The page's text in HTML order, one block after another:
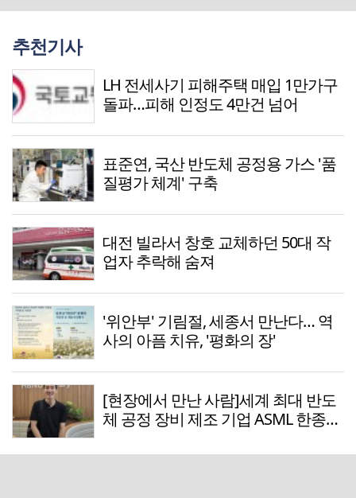
추천기사
LH 전세사기 피해주택 매입 1만가구
돌파…피해 인정도 4만건 넘어
표준연, 국산 반도체 공정용 가스 '품
질평가 체계' 구축
대전 빌라서 창호 교체하던 50대 작
업자 추락해 숨져
'위안부' 기림절, 세종서 만난다… 역
사의 아픔 치유, '평화의 장'
[현장에서 만난 사람]세계 최대 반도
체 공정 장비 제조 기업 ASML 한종호